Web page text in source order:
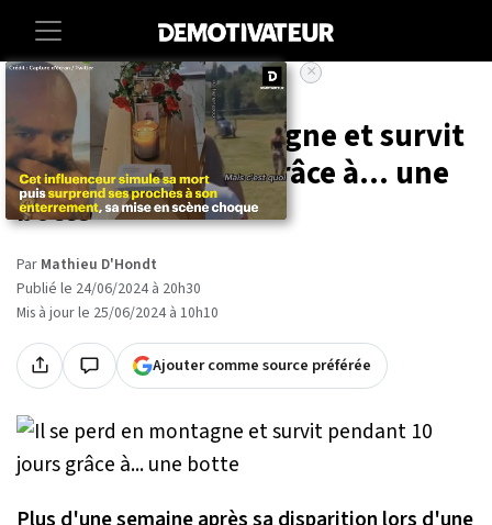
Societe Lifestyle
Il se perd en montagne et survit
pendant 10 jours grâce à... une
botte
Par Mathieu D'Hondt
Publié le 24/06/2024 à 20h30
Mis à jour le 25/06/2024 à 10h10
Ajouter comme source préférée
×